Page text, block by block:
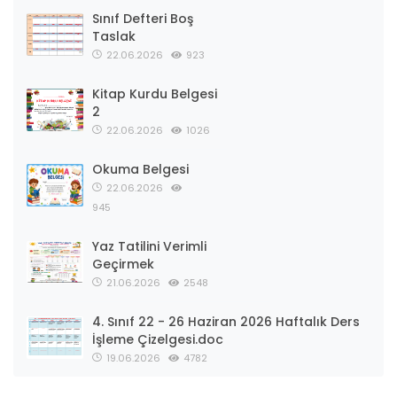
Sınıf Defteri Boş
Taslak
22.06.2026 923
Kitap Kurdu Belgesi
2
22.06.2026 1026
Okuma Belgesi
22.06.2026
945
Yaz Tatilini Verimli
Geçirmek
21.06.2026 2548
4. Sınıf 22 - 26 Haziran 2026 Haftalık Ders
İşleme Çizelgesi.doc
19.06.2026 4782